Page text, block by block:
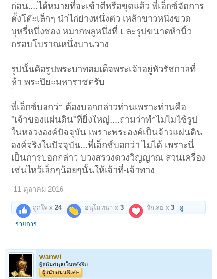
ก่อน....ได้หมายที่จะเข้าตีหรือขุดแล้ว พี่เอ็กซ์จัดการ
ตั้งโต๊ะเล็กๆ นำไก่ย่างหนึ่งตัว เหล้าขาวหนึ่งขวด
บุหรี่หนึ่งซอง หมากพลูหนึ่งที่ และรูปขนาดห้านิ้ว
กรอบโบราณหนึ่งบานวาง
รูปนั้นคือรูปพระบาทสมเด็จพระเจ้าอยู่หัวรัชกาลที่
ห้า พระปิยะมหาราชครับ
พี่เอ็กซ์บอกว่า ต้องบอกกล่าวท่านเพราะท่านคือ
"เจ้าของแผ่นดิน"ที่ยิ่งใหญ่....ถามว่าทำไมไมใช้รูป
ในหลวงองค์ปัจจุบัน เพราะพระองค์เป็นจ้าวแผ่นดิน
องค์จริงในปัจจุบัน...พี่เอ็กซ์บอกว่า ไม่ได้ เพราะนี่
เป็นการบอกกล่าว บวงสรวงดวงวิญญาณ ส่วนเครื่อง
เซ่นไหว้เล็กๆน้อยๆนั้นให้เจ้าที่-เจ้าทาง
11 ตุลาคม 2016
ถูกใจ x24 อนุโมทนา x3 รักเลย x3 ดู
รายการ
wanwi
ผู้สนับสนุนเว็บพลังจิต
ผู้สนับสนุนพิเศษ